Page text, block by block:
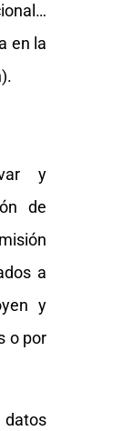
en la
y
de
a
y
o por
datos